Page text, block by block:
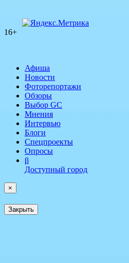
16+
Афиша
Новости
Фоторепортажи
Обзоры
Выбор GC
Мнения
Интервью
Блоги
Спецпроекты
Опросы
β
Доступный город
×
Закрыть